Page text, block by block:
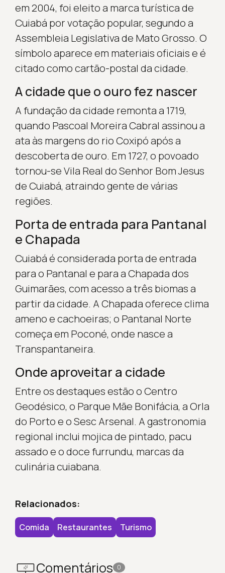
em 2004, foi eleito a marca turística de
Cuiabá por votação popular, segundo a
Assembleia Legislativa de Mato Grosso. O
símbolo aparece em materiais oficiais e é
citado como cartão-postal da cidade.
A cidade que o ouro fez nascer
A fundação da cidade remonta a 1719,
quando Pascoal Moreira Cabral assinou a
ata às margens do rio Coxipó após a
descoberta de ouro. Em 1727, o povoado
tornou-se Vila Real do Senhor Bom Jesus
de Cuiabá, atraindo gente de várias
regiões.
Porta de entrada para Pantanal
e Chapada
Cuiabá é considerada porta de entrada
para o Pantanal e para a Chapada dos
Guimarães, com acesso a três biomas a
partir da cidade. A Chapada oferece clima
ameno e cachoeiras; o Pantanal Norte
começa em Poconé, onde nasce a
Transpantaneira.
Onde aproveitar a cidade
Entre os destaques estão o Centro
Geodésico, o Parque Mãe Bonifácia, a Orla
do Porto e o Sesc Arsenal. A gastronomia
regional inclui mojica de pintado, pacu
assado e o doce furrundu, marcas da
culinária cuiabana.
Relacionados:
Comida Restaurantes Turismo
Comentários 0